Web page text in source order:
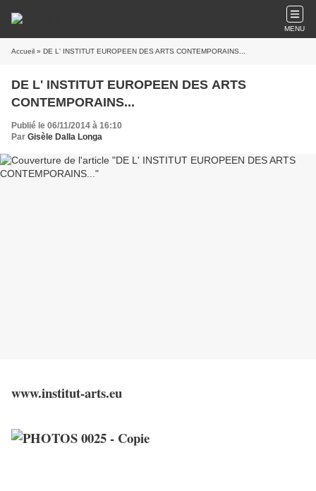
MENU
Accueil » DE L' INSTITUT EUROPEEN DES ARTS CONTEMPORAINS...
DE L' INSTITUT EUROPEEN DES ARTS
CONTEMPORAINS...
Publié le 06/11/2014 à 16:10
Par Gisèle Dalla Longa
www.institut-arts.eu